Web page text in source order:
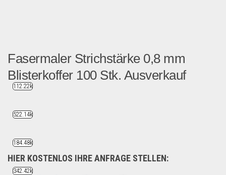
Fasermaler Strichstärke 0,8 mm
Blisterkoffer 100 Stk. Ausverkauf
Geschäft, Büro & Schreibwaren
HIER KOSTENLOS IHRE ANFRAGE STELLEN:
112.22k
522.14k
184.48k
342.42k